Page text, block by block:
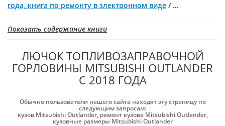
года, книга по ремонту в электронном виде / ...
Показать содержание книги
ЛЮЧОК ТОПЛИВОЗАПРАВОЧНОЙ
ГОРЛОВИНЫ MITSUBISHI OUTLANDER
С 2018 ГОДА
Обычно пользователи нашего сайта находят эту страницу по
следующим запросам:
кузов Mitsubishi Outlander, ремонт кузова Mitsubishi Outlander,
кузовные размеры Mitsubishi Outlander